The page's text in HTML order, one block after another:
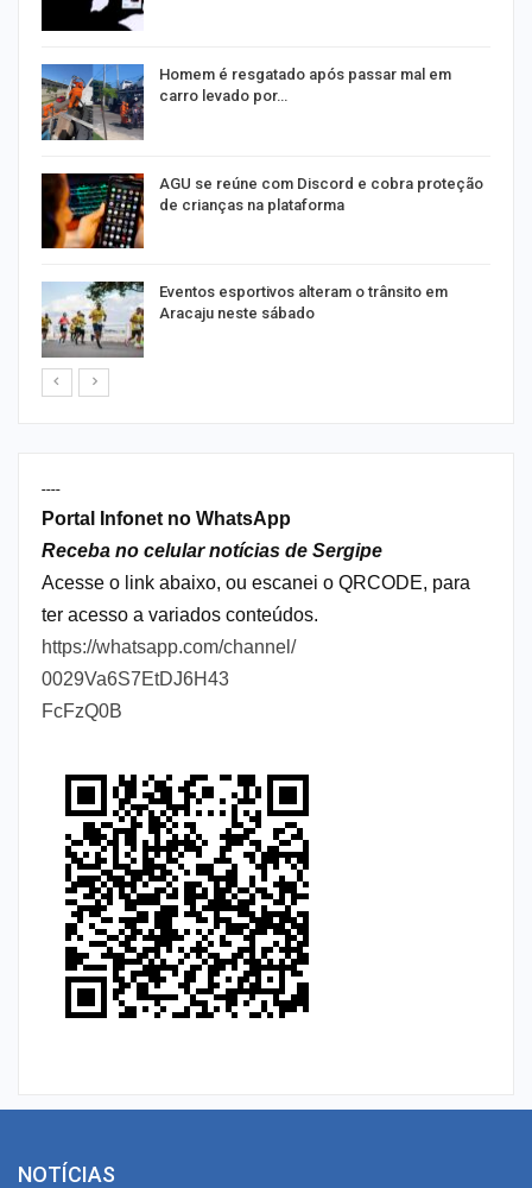
Homem é resgatado após passar mal em
carro levado por…
AGU se reúne com Discord e cobra proteção
de crianças na plataforma
Eventos esportivos alteram o trânsito em
Aracaju neste sábado
----
Portal Infonet no WhatsApp
Receba no celular notícias de Sergipe
Acesse o link abaixo, ou escanei o QRCODE, para
ter acesso a variados conteúdos.
https://whatsapp.com/channel/
0029Va6S7EtDJ6H43
FcFzQ0B
NOTÍCIAS